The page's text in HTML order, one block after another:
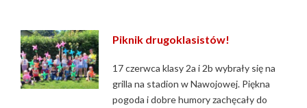
Piknik drugoklasistów!
17 czerwca klasy 2a i 2b wybrały się na
grilla na stadion w Nawojowej. Piękna
pogoda i dobre humory zachęcały do